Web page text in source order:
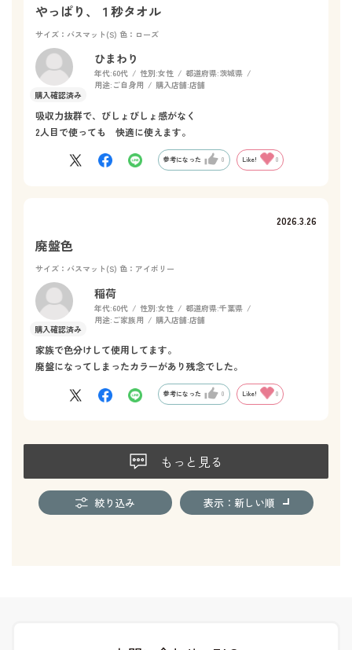
やっぱり、１秒タオル
サイズ：バスマット(S) 色：ローズ
ひまわり
年代:60代 性別:女性 都道府県:茨城県
用途: ご自身用 購入店舗:店舗
吸収力抜群で、びしょびしょ感がなく
2人目で使っても 快適に使えます。
参考になった 0 Like! 0
2026.3.26
廃盤色
サイズ：バスマット(S) 色：アイボリー
稲荷
年代:60代 性別:女性 都道府県:千葉県
用途: ご家族用 購入店舗:店舗
家族で色分けして使用してます。
廃盤になってしまったカラーがあり残念でした。
参考になった 0 Like! 0
もっと見る
絞り込み 表示：新しい順